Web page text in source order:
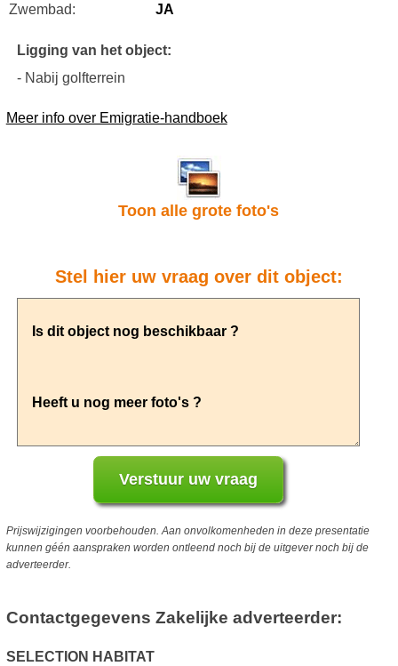
Zwembad: JA
Ligging van het object:
- Nabij golfterrein
Meer info over Emigratie-handboek
Toon alle grote foto's
Stel hier uw vraag over dit object:
Prijswijzigingen voorbehouden. Aan onvolkomenheden in deze presentatie
kunnen géén aanspraken worden ontleend noch bij de uitgever noch bij de
adverteerder.
Contactgegevens Zakelijke adverteerder:
SELECTION HABITAT